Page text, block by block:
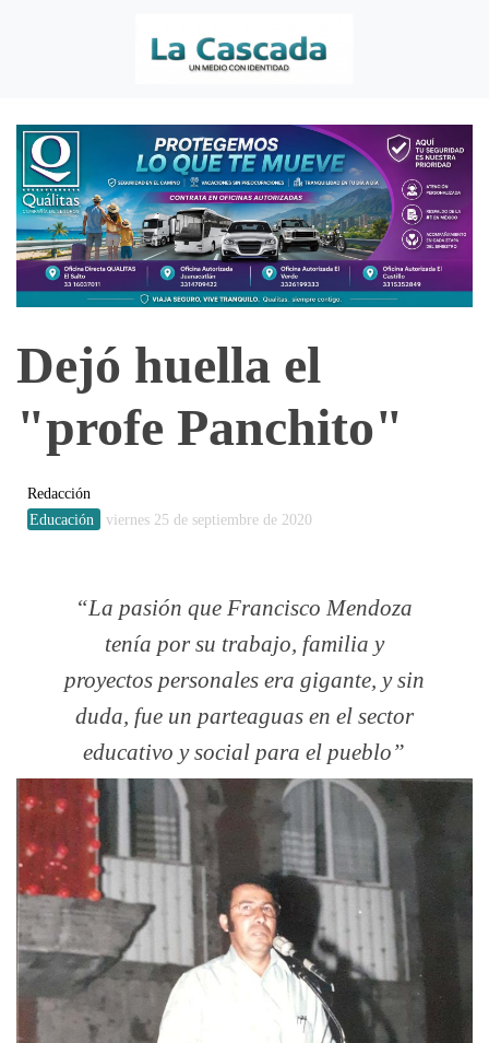
Dejó huella el
"profe Panchito"
Redacción
Educación
viernes 25 de septiembre de 2020
La pasión que Francisco Mendoza
tenía por su trabajo, familia y
proyectos personales era gigante, y sin
duda, fue un parteaguas en el sector
educativo y social para el pueblo